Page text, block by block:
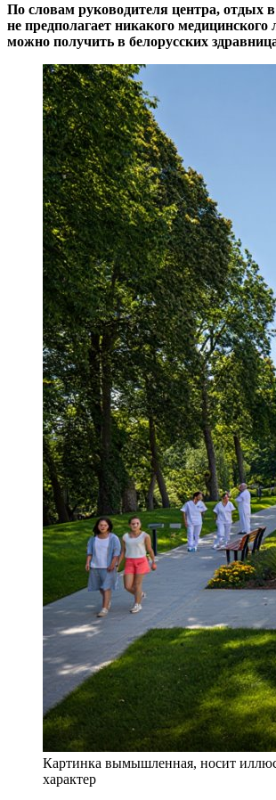
По словам руководителя центра, отдых
не предполагает никакого медицинского
можно получить в белорусских
Картинка вымышленная, носит
характер